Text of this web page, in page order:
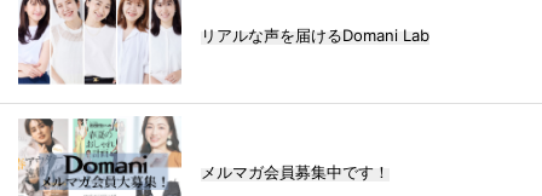
リアルな声を届けるDomani Lab
メルマガ会員募集中です！